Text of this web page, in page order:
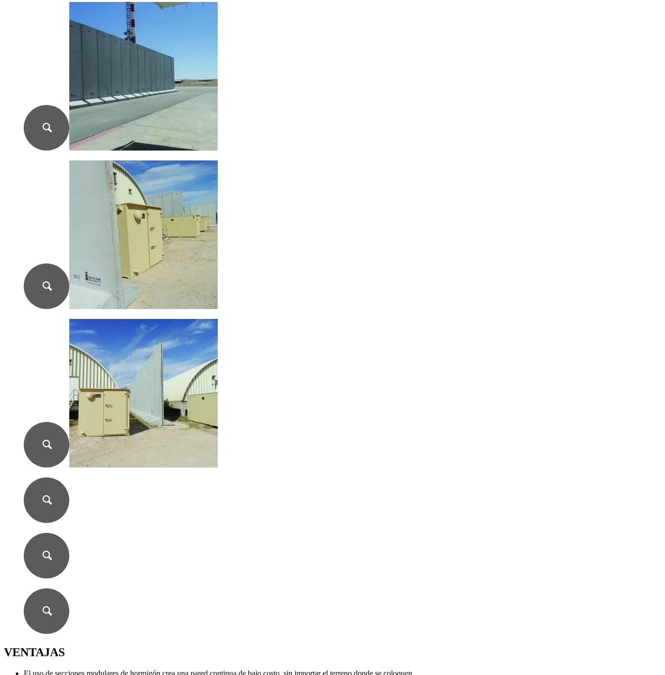
VENTAJAS
El uso de secciones modulares de hormigón crea una pared continua de bajo costo, sin importar el terreno donde se coloquen.